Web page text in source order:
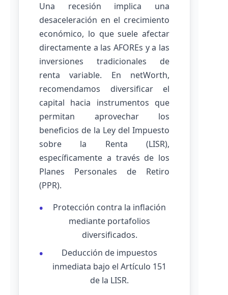
Una recesión implica una
desaceleración en el crecimiento
económico, lo que suele afectar
directamente a las AFOREs y a las
inversiones tradicionales de
renta variable. En netWorth,
recomendamos diversificar el
capital hacia instrumentos que
permitan aprovechar los
beneficios de la Ley del Impuesto
sobre la Renta (LISR),
específicamente a través de los
Planes Personales de Retiro
(PPR).
Protección contra la inflación
mediante portafolios
diversificados.
Deducción de impuestos
inmediata bajo el Artículo 151
de la LISR.